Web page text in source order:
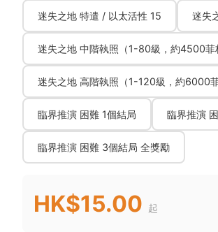
迷失之地 特遣 / 以太活性 15 迷失
迷失之地 中階執照（1-80級，約4500菲
迷失之地 高階執照（1-120級，約6000
臨界推演 困難 1個結局 臨界推演
臨界推演 困難 3個結局 全獎勵
HK$15.00 起